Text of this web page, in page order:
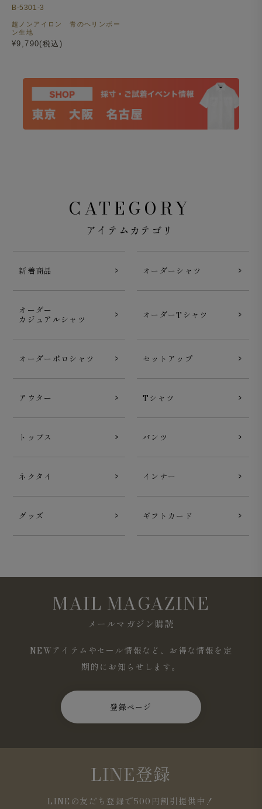
B-5301-3
超ノンアイロン 青のヘリンボー
ン生地
¥9,790(税込)
CATEGORY
アイテムカテゴリ
新着商品 オーダーシャツ
オーダー
カジュアルシャツ
オーダーTシャツ
オーダーポロシャツ セットアップ
アウター Tシャツ
トップス パンツ
ネクタイ インナー
グッズ ギフトカード
MAIL MAGAZINE
メールマガジン購読
NEWアイテムやセール情報など、お得な情報を定
期的にお知らせします。
登録ページ
LINE登録
LINEの友だち登録で500円割引提供中！